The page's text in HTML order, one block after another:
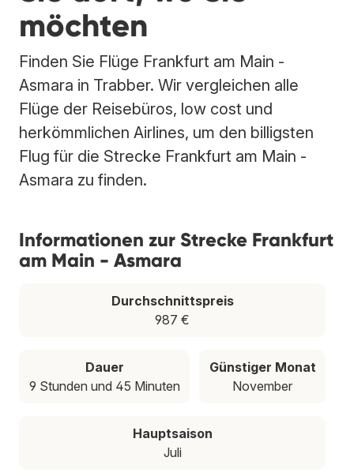
möchten
Finden Sie Flüge Frankfurt am Main -
Asmara in Trabber. Wir vergleichen alle
Flüge der Reisebüros, low cost und
herkömmlichen Airlines, um den billigsten
Flug für die Strecke Frankfurt am Main -
Asmara zu finden.
Informationen zur Strecke Frankfurt
am Main - Asmara
Durchschnittspreis
987 €
Dauer
9 Stunden und 45 Minuten
Günstiger Monat
November
Hauptsaison
Juli